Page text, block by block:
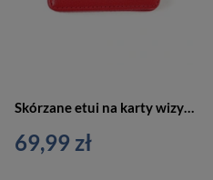
69,99 zł